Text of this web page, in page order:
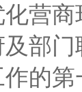
商
门职
的